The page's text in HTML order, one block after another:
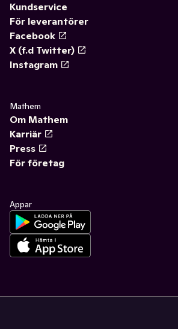
Kundservice
För leverantörer
Facebook
X (f.d Twitter)
Instagram
Mathem
Om Mathem
Karriär
Press
För företag
Appar